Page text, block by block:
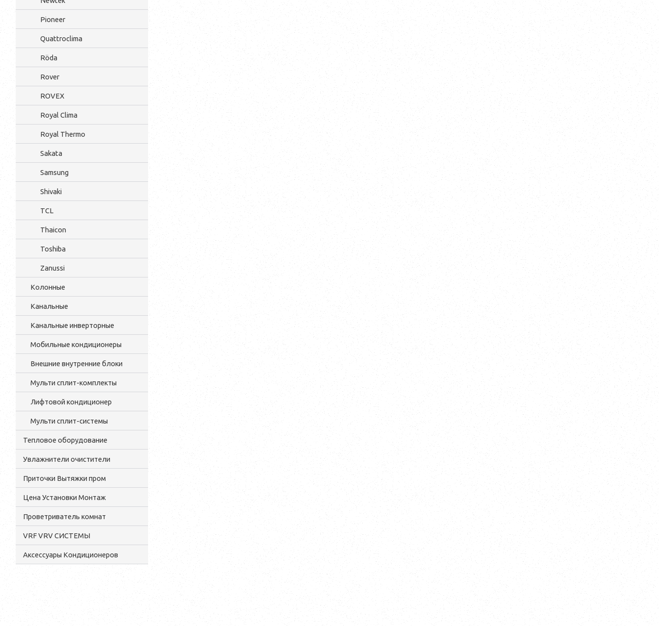
Pioneer
Quattroclima
Röda
Rover
ROVEX
Royal Clima
Royal Thermo
Sakata
Samsung
Shivaki
TCL
Thaicon
Toshiba
Zanussi
Колонные
Канальные
Канальные инверторные
Мобильные кондиционеры
Внешние внутренние блоки
Мульти cплит-комплекты
Лифтовой кондиционер
Мульти сплит-системы
Тепловое оборудование
Увлажнители очистители
Приточки Вытяжки пром
Цена Установки Монтаж
Проветриватель комнат
VRF VRV СИСТЕМЫ
Аксессуары Кондиционеров